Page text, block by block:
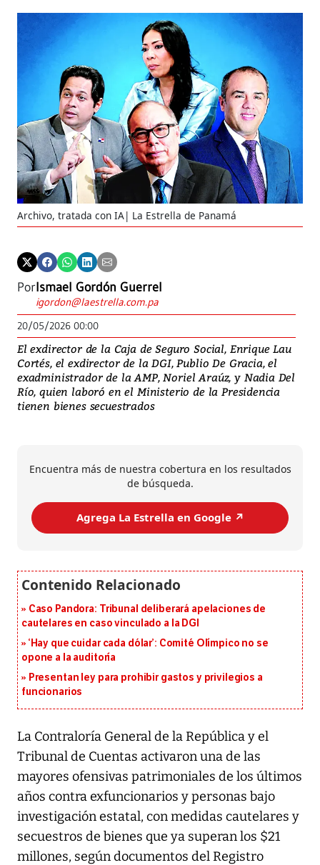
Archivo, tratada con IA| La Estrella de Panamá
PorIsmael Gordón Guerrel
igordon@laestrella.com.pa
20/05/2026 00:00
El exdirector de la Caja de Seguro Social, Enrique Lau
Cortés, el exdirector de la DGI, Publio De Gracia, el
exadministrador de la AMP, Noriel Araúz, y Nadia Del
Río, quien laboró en el Ministerio de la Presidencia
tienen bienes secuestrados
Encuentra más de nuestra cobertura en los resultados
de búsqueda.
Agrega La Estrella en Google ↗️
Caso Pandora: Tribunal deliberará apelaciones de
cautelares en caso vinculado a la DGI
‘Hay que cuidar cada dólar’: Comité Olímpico no se
opone a la auditoría
Presentan ley para prohibir gastos y privilegios a
funcionarios
La Contraloría General de la República y el
Tribunal de Cuentas activaron una de las
mayores ofensivas patrimoniales de los últimos
años contra exfuncionarios y personas bajo
investigación estatal, con medidas cautelares y
secuestros de bienes que ya superan los $21
millones, según documentos del Registro